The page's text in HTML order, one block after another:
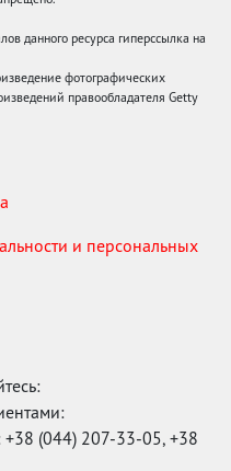
данного ресурса гиперссылка на
фотографических
правообладателя Getty
и персональных
+38 (044) 207-33-05, +38